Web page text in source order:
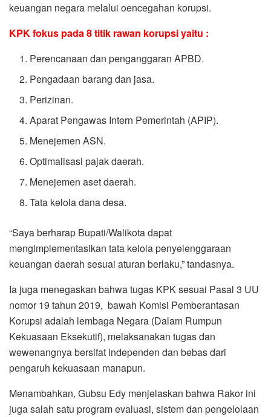
keuangan negara melalui oencegahan korupsi.
KPK fokus pada 8 titik rawan korupsi yaitu :
Perencanaan dan penganggaran APBD.
Pengadaan barang dan jasa.
Perizinan.
Aparat Pengawas Intern Pemerintah (APIP).
Menejemen ASN.
Optimalisasi pajak daerah.
Menejemen aset daerah.
Tata kelola dana desa.
“Saya berharap Bupati/Walikota dapat
mengimplementasikan tata kelola penyelenggaraan
keuangan daerah sesuai aturan berlaku,” tandasnya.
Ia juga menegaskan bahwa tugas KPK sesuai Pasal 3 UU
nomor 19 tahun 2019, bawah Komisi Pemberantasan
Korupsi adalah lembaga Negara (Dalam Rumpun
Kekuasaan Eksekutif), melaksanakan tugas dan
wewenangnya bersifat independen dan bebas dari
pengaruh kekuasaan manapun.
Menambahkan, Gubsu Edy menjelaskan bahwa Rakor ini
juga salah satu program evaluasi, sistem dan pengelolaan